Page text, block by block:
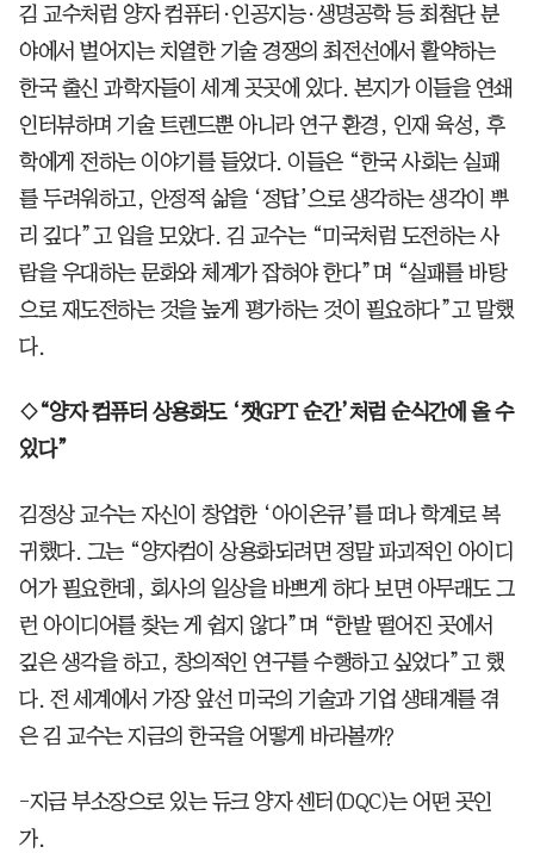
김 교수처럼 양자 컴퓨터·인공지능·생명공학 등 최첨단 분
야에서 벌어지는 치열한 기술 경쟁의 최전선에서 활약하는
한국 출신 과학자들이 세계 곳곳에 있다. 본지가 이들을 연쇄
인터뷰하며 기술 트렌드뿐 아니라 연구 환경, 인재 육성, 후
학에게 전하는 이야기를 들었다. 이들은 “한국 사회는 실패
를 두려워하고, 안정적 삶을 ‘정답’으로 생각하는 생각이 뿌
리 깊다”고 입을 모았다. 김 교수는 “미국처럼 도전하는 사
람을 우대하는 문화와 체계가 잡혀야 한다”며 “실패를 바탕
으로 재도전하는 것을 높게 평가하는 것이 필요하다”고 말했
다.
◇“양자 컴퓨터 상용화도 ‘챗GPT 순간’처럼 순식간에 올 수
있다”
김정상 교수는 자신이 창업한 ‘아이온큐’를 떠나 학계로 복
귀했다. 그는 “양자컴이 상용화되려면 정말 파괴적인 아이디
어가 필요한데, 회사의 일상을 바쁘게 하다 보면 아무래도 그
런 아이디어를 찾는 게 쉽지 않다”며 “한발 떨어진 곳에서
깊은 생각을 하고, 창의적인 연구를 수행하고 싶었다”고 했
다. 전 세계에서 가장 앞선 미국의 기술과 기업 생태계를 겪
은 김 교수는 지금의 한국을 어떻게 바라볼까?
-지금 부소장으로 있는 듀크 양자 센터(DQC)는 어떤 곳인
가.